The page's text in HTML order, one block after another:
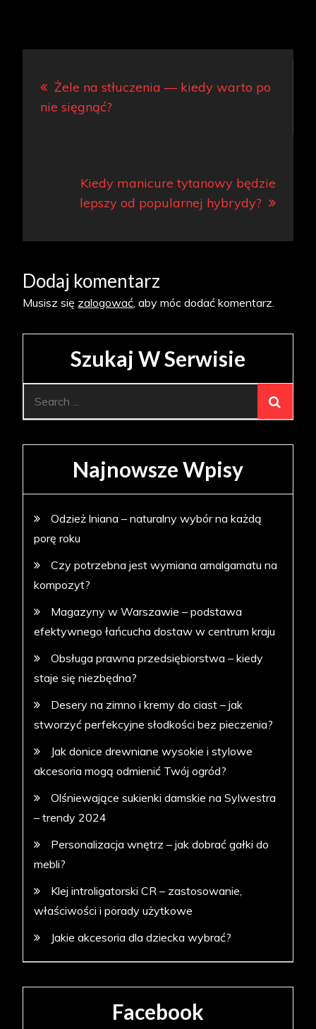
wpisu
Żele na stłuczenia — kiedy warto po
nie sięgnąć?
Kiedy manicure tytanowy będzie
lepszy od popularnej hybrydy?
Dodaj komentarz
Musisz się zalogować, aby móc dodać komentarz.
Szukaj W Serwisie
Najnowsze Wpisy
Odzież lniana – naturalny wybór na każdą
porę roku
Czy potrzebna jest wymiana amalgamatu na
kompozyt?
Magazyny w Warszawie – podstawa
efektywnego łańcucha dostaw w centrum kraju
Obsługa prawna przedsiębiorstwa – kiedy
staje się niezbędna?
Desery na zimno i kremy do ciast – jak
stworzyć perfekcyjne słodkości bez pieczenia?
Jak donice drewniane wysokie i stylowe
akcesoria mogą odmienić Twój ogród?
Olśniewające sukienki damskie na Sylwestra
– trendy 2024
Personalizacja wnętrz – jak dobrać gałki do
mebli?
Klej introligatorski CR – zastosowanie,
właściwości i porady użytkowe
Jakie akcesoria dla dziecka wybrać?
Facebook